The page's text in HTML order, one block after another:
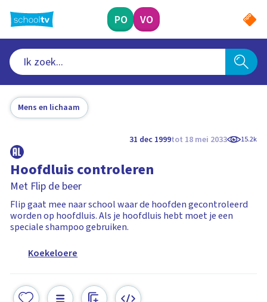
naar
hoofdinhoud
PO VO
Mens en lichaam
31 dec 1999tot 18 mei 2033 15.2k
Hoofdluis controleren
Met Flip de beer
Flip gaat mee naar school waar de hoofden gecontroleerd
worden op hoofdluis. Als je hoofdluis hebt moet je een
speciale shampoo gebruiken.
Koekeloere